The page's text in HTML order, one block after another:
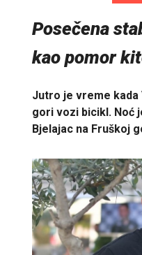
Posečena
kao pomor
Jutro je vreme
gori vozi bicikl. Noć
Bjelajac na Fruškoj